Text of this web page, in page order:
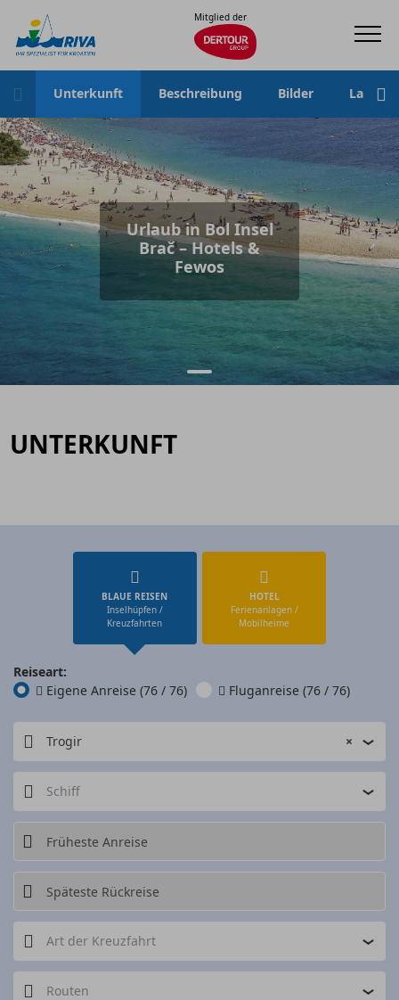
Mitglied der
Unterkunft Beschreibung Bilder Lage
Urlaub in Bol Insel
Brač – Hotels &
Fewos
UNTERKUNFT
BLAUE REISEN
Inselhüpfen /
Kreuzfahrten
HOTEL
Ferienanlagen /
Mobilheime
Reiseart:
Eigene Anreise(76 / 76) Fluganreise(76 / 76)
×
Trogir
Schiff
Art der Kreuzfahrt
Routen